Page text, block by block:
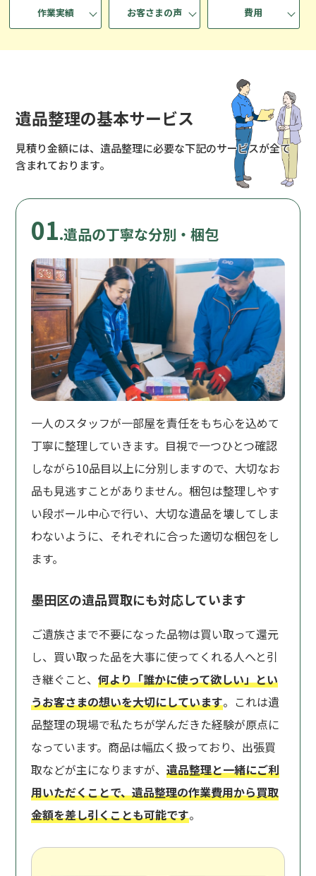
作業実績 お客さまの声 費用
遺品整理の基本サービス
見積り金額には、遺品整理に必要な下記のサービスが全て
含まれております。
01.遺品の丁寧な分別・梱包
一人のスタッフが一部屋を責任をもち心を込めて
丁寧に整理していきます。目視で一つひとつ確認
しながら10品目以上に分別しますので、大切なお
品も見逃すことがありません。梱包は整理しやす
い段ボール中心で行い、大切な遺品を壊してしま
わないように、それぞれに合った適切な梱包をし
ます。
墨田区の遺品買取にも対応しています
ご遺族さまで不要になった品物は買い取って還元
し、買い取った品を大事に使ってくれる人へと引
き継ぐこと、 何より「誰かに使って欲しい」とい
うお客さまの想いを大切にしています。これは遺
品整理の現場で私たちが学んだきた経験が原点に
なっています。商品は幅広く扱っており、出張買
取などが主になりますが、 遺品整理と一緒にご利
用いただくことで、遺品整理の作業費用から買取
金額を差し引くことも可能です。